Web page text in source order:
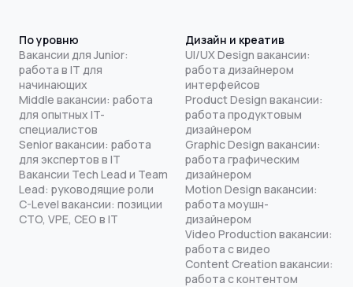
По уровню
Вакансии для Junior:
работа в IT для
начинающих
Middle вакансии: работа
для опытных IT-
специалистов
Senior вакансии: работа
для экспертов в IT
Вакансии Tech Lead и Team
Lead: руководящие роли
C-Level вакансии: позиции
CTO, VPE, CEO в IT
Дизайн и креатив
UI/UX Design вакансии:
работа дизайнером
интерфейсов
Product Design вакансии:
работа продуктовым
дизайнером
Graphic Design вакансии:
работа графическим
дизайнером
Motion Design вакансии:
работа моушн-
дизайнером
Video Production вакансии:
работа с видео
Content Creation вакансии:
работа с контентом